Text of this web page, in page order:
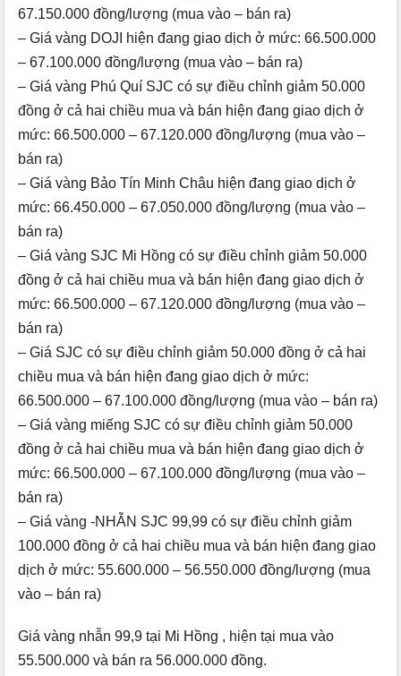
67.150.000 đồng/lượng (mua vào – bán ra)
– Giá vàng DOJI hiện đang giao dịch ở mức: 66.500.000
– 67.100.000 đồng/lượng (mua vào – bán ra)
– Giá vàng Phú Quí SJC có sự điều chỉnh giảm 50.000
đồng ở cả hai chiều mua và bán hiện đang giao dịch ở
mức: 66.500.000 – 67.120.000 đồng/lượng (mua vào –
bán ra)
– Giá vàng Bảo Tín Minh Châu hiện đang giao dịch ở
mức: 66.450.000 – 67.050.000 đồng/lượng (mua vào –
bán ra)
– Giá vàng SJC Mi Hồng có sự điều chỉnh giảm 50.000
đồng ở cả hai chiều mua và bán hiện đang giao dịch ở
mức: 66.500.000 – 67.120.000 đồng/lượng (mua vào –
bán ra)
– Giá SJC có sự điều chỉnh giảm 50.000 đồng ở cả hai
chiều mua và bán hiện đang giao dịch ở mức:
66.500.000 – 67.100.000 đồng/lượng (mua vào – bán ra)
– Giá vàng miếng SJC có sự điều chỉnh giảm 50.000
đồng ở cả hai chiều mua và bán hiện đang giao dịch ở
mức: 66.500.000 – 67.100.000 đồng/lượng (mua vào –
bán ra)
– Giá vàng -NHẪN SJC 99,99 có sự điều chỉnh giảm
100.000 đồng ở cả hai chiều mua và bán hiện đang giao
dịch ở mức: 55.600.000 – 56.550.000 đồng/lượng (mua
vào – bán ra)
Giá vàng nhẫn 99,9 tại Mi Hồng , hiện tại mua vào
55.500.000 và bán ra 56.000.000 đồng.